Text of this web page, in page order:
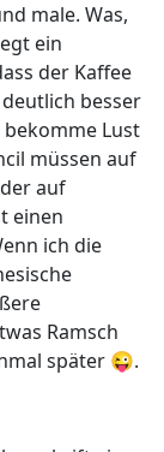
male. Was,
ein
der Kaffee
besser
Lust
müssen auf
auf
einen
ich die
Ramsch
später 😜.